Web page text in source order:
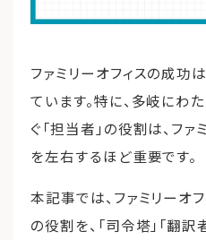
ファミリーオフィスの成功
ています。特に、多岐にわ
ぐ「担当者」の役割は、フ
を左右するほど重要です。
本記事では、ファミリーオ
の役割を、「司令塔」「翻訳